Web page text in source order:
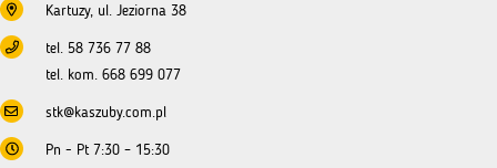
Kartuzy, ul. Jeziorna 38
tel. 58 736 77 88
tel. kom. 668 699 077
stk@kaszuby.com.pl
Pn - Pt 7:30 – 15:30